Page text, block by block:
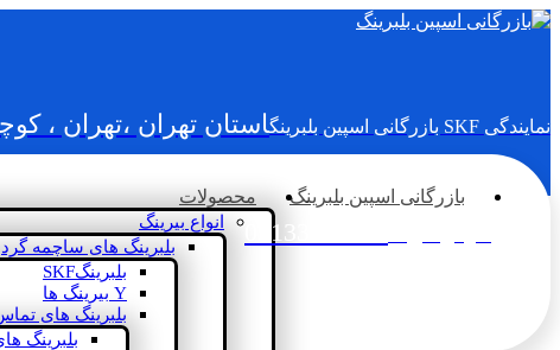
نمایندگی SKF بازرگانی اسپین بلبرینگ استان تهران ،تهران ،
02133936833
بازرگانی اسپین بلبرینگ محصولات
انواع بیرینگ
بلبرینگ های ساچمه گرد
بلبرینگSKF
Y بیرینگ ها
بلبرینگ های
بلبرینگ